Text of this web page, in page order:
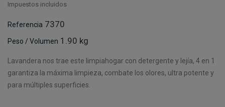
Impuestos incluidos
Referencia 7370
Peso / Volumen 1.90 kg
Lavandera nos trae este limpiahogar con detergente y lejía, 4 en 1
garantiza la máxima limpieza, combate los olores, ultra potente y
para múltiples superficies.